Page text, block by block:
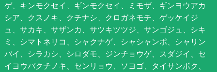
ゲ、キンモクセイ、ギンモクセイ、ミモザ、ギンヨウアカ
シア、クスノキ、クチナシ、クロガネモチ、ゲッケイジ
ュ、サカキ、サザンカ、サツキツツジ、サンゴジュ、シキ
ミ、シマトネリコ、シャクナゲ、シャシャンポ、シャリン
バイ、シラカシ、シロダモ、ジンチョウゲ、スダジイ、セ
イヨウバクチノキ、センリョウ、ソヨゴ、タイサンボク、